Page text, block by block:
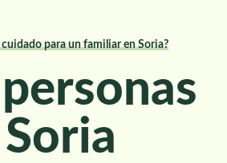
cuidado para un familiar en Soria?